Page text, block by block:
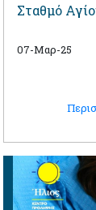
Σταθμό
07-Μαρ-25